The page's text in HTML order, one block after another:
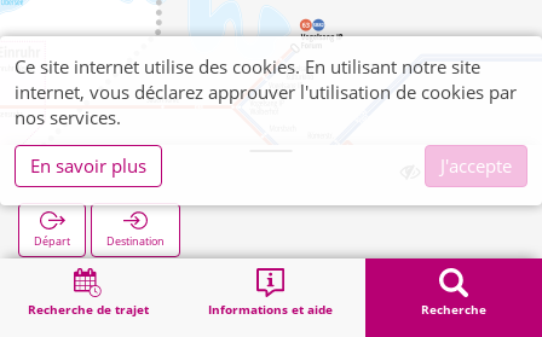
Recherche de trajet Informations et aide Recherche
Eifeler Tor
Départ Destination
Démarrage Recherche
Ce site internet utilise des cookies. En utilisant notre site
internet, vous déclarez approuver l'utilisation de cookies par
nos services.
En savoir plus
J'accepte